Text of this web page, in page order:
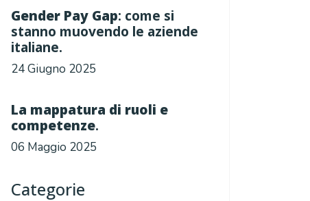
Gender Pay Gap: come si
stanno muovendo le aziende
italiane.
24 Giugno 2025
La mappatura di ruoli e
competenze.
06 Maggio 2025
Categorie